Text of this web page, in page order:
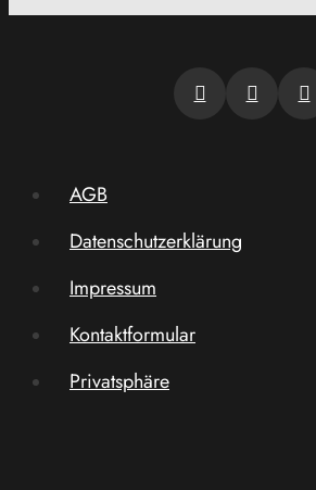
AGB
Datenschutzerklärung
Impressum
Kontaktformular
Privatsphäre